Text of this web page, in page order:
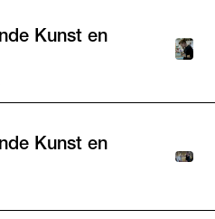
Kunst en
Kunst en